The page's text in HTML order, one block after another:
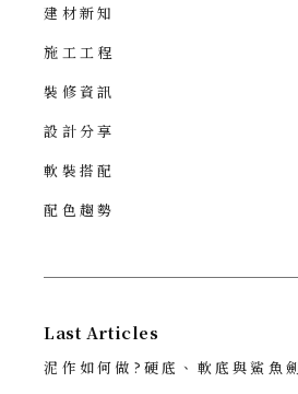
建材新知
施工工程
裝修資訊
設計分享
軟裝搭配
配色趨勢
Last Articles
泥作如何做?硬底、軟底與鯊魚